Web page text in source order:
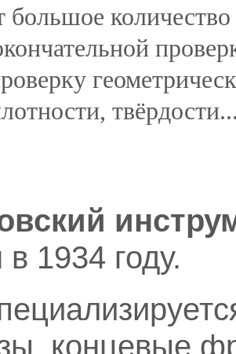
большое
1934 году.
концевые